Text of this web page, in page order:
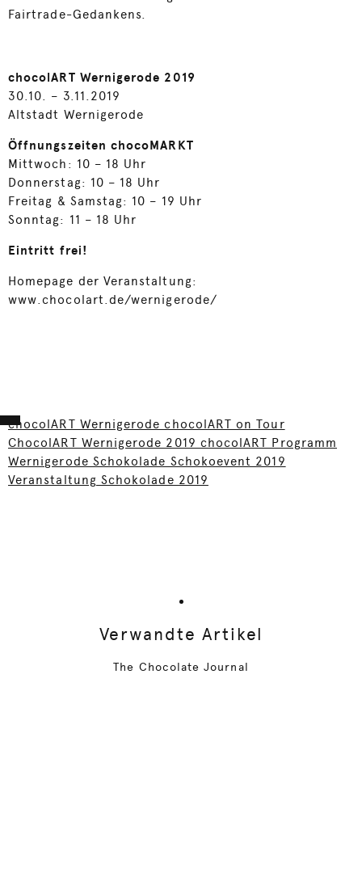
Fairtrade-Gedankens.
chocolART Wernigerode 2019
30.10. – 3.11.2019
Altstadt Wernigerode
Öffnungszeiten chocoMARKT
Mittwoch: 10 – 18 Uhr
Donnerstag: 10 – 18 Uhr
Freitag & Samstag: 10 – 19 Uhr
Sonntag: 11 – 18 Uhr
Eintritt frei!
Homepage der Veranstaltung:
www.chocolart.de/wernigerode/
chocolART Wernigerode chocolART on Tour
ChocolART Wernigerode 2019 chocolART Programm
Wernigerode Schokolade Schokoevent 2019
Veranstaltung Schokolade 2019
Verwandte Artikel
The Chocolate Journal